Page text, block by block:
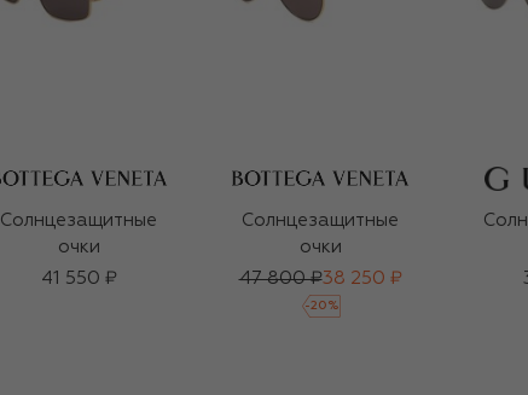
Солнцезащитные
очки
41 550 ₽
Солнцезащитные
очки
47 800 ₽38 250 ₽
-20 %